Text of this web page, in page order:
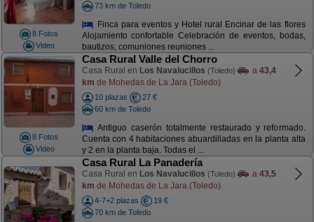
8 Fotos
Video
73 km de Toledo
Finca para eventos y Hotel rural Encinar de las flores
Alojamiento confortable Celebración de eventos, bodas,
bautizos, comuniones reuniones ...
8 Fotos
Video
Casa Rural Valle del Chorro
Casa Rural en Los Navalucillos (Toledo) a 43,4
km de Mohedas de La Jara (Toledo)
10 plazas
27 €
60 km de Toledo
Antiguo caserón totalmente restaurado y reformado.
Cuenta con 4 habitaciones abuardilladas en la planta alta
y 2 en la planta baja. Todas el ...
Casa Rural La Panadería
Casa Rural en Los Navalucillos (Toledo) a 43,5
km de Mohedas de La Jara (Toledo)
4-7+2 plazas
19 €
70 km de Toledo